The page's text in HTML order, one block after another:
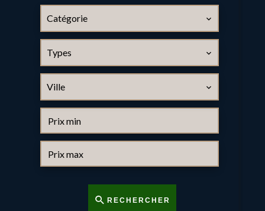
Catégorie
Types
Ville
RECHERCHER